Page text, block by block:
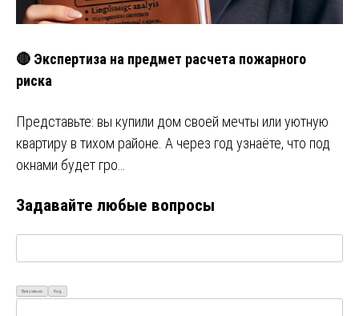
🔴 Экспертиза на предмет расчета пожарного
риска
Представьте: вы купили дом своей мечты или уютную
квартиру в тихом районе. А через год узнаёте, что под
окнами будет гро…
Задавайте любые вопросы
Визуально Код